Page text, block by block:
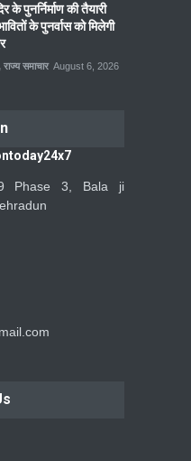
के पुनर्निर्माण की तैयारी
के पुनर्वास को मिलेगी
राज्य समाचार August 6, 2026
Phase 3, Bala ji